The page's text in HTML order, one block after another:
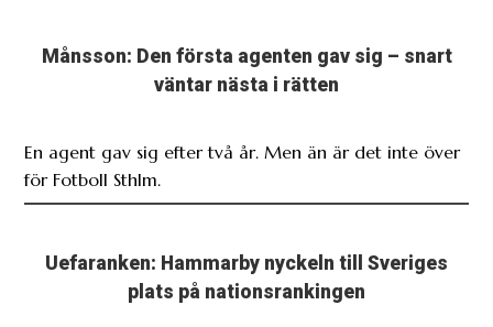
Månsson: Den första agenten gav sig – snart
väntar nästa i rätten
En agent gav sig efter två år. Men än är det inte över
för Fotboll Sthlm.
Uefaranken: Hammarby nyckeln till Sveriges
plats på nationsrankingen